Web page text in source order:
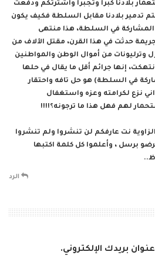
بلادنا كبرا وتجبرا واشترتكم ودفعت
تدمير بلادنا مقابل السلطة فكيف يكون
في السلطة، هذا منتهى
حدثت في هذا القرن، مقتل الآلاف من
وترليونات من أموال الوطن والمواطنين
إنها جرائم أقل ما يقال في حلها
في السلطة) هو حل تافه واحتقار
نزع لكرامته وعزه واستغفال
لهم فهل هذا ما ترجونه؟!!!!
نت عارفكم لن تنشروا ولم تنشروا
برسل ، وأعلموا كل كلمة اكتبها
الرد
بريدك الإلكتروني.